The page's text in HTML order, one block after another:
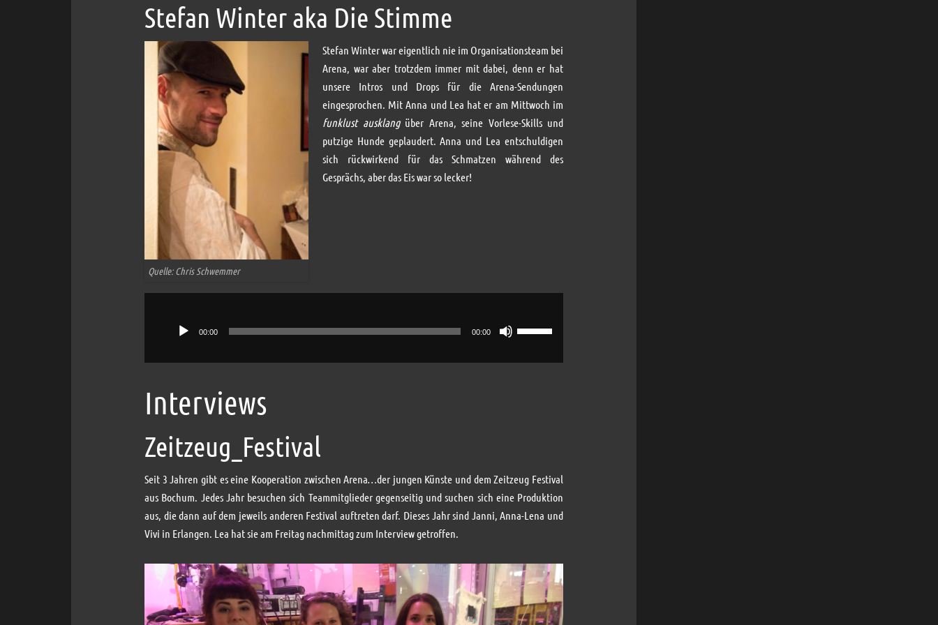
zu
regeln.
Stefan Winter aka Die Stimme
Quelle: Chris Schwemmer
Stefan Winter war eigentlich nie im Organisationsteam bei
Arena, war aber trotzdem immer mit dabei, denn er hat
unsere Intros und Drops für die Arena-Sendungen
eingesprochen. Mit Anna und Lea hat er am Mittwoch im
funklust ausklang über Arena, seine Vorlese-Skills und
putzige Hunde geplaudert. Anna und Lea entschuldigen
sich rückwirkend für das Schmatzen während des
Gesprächs, aber das Eis war so lecker!
00:00 00:00
benutzen,
Interviews
Zeitzeug_Festival
Seit 3 Jahren gibt es eine Kooperation zwischen Arena…der jungen Künste und dem Zeitzeug Festival
aus Bochum. Jedes Jahr besuchen sich Teammitglieder gegenseitig und suchen sich eine Produktion
aus, die dann auf dem jeweils anderen Festival auftreten darf. Dieses Jahr sind Janni, Anna-Lena und
Vivi in Erlangen. Lea hat sie am Freitag nachmittag zum Interview getroffen.